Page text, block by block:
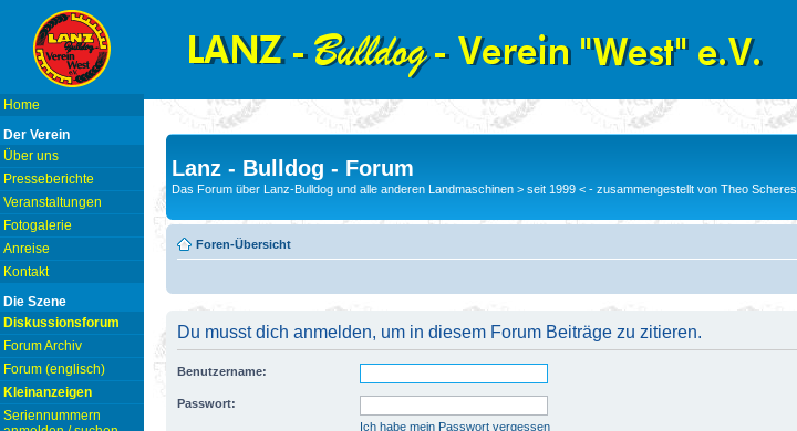
Home
Der Verein
Über uns
Presseberichte
Veranstaltungen
Fotogalerie
Anreise
Kontakt
Die Szene
Diskussionsforum
Forum Archiv
Forum (englisch)
Kleinanzeigen
Seriennummern
Lanz - Bulldog - Forum
Das Forum über Lanz-Bulldog und alle anderen Landmaschinen > seit 1999 < - zusammengestellt von Theo Scheres
Foren-Übersicht
Du musst dich anmelden, um in diesem Forum Beiträge zu zitieren.
Benutzername:
Passwort:
Ich habe mein Passwort vergessen